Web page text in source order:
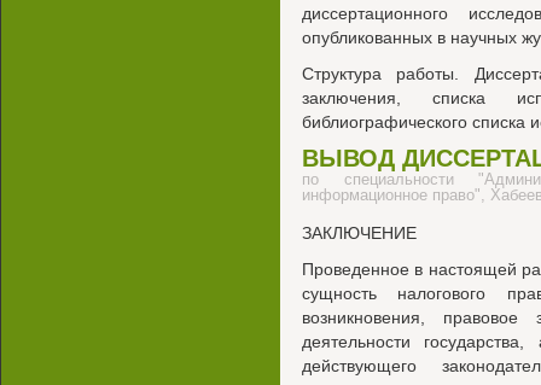
диссертационного
опубликованных в научных
Структура работы.
заключения, списка
библиографического списка
ВЫВОД
по специальности
информационное право",
ЗАКЛЮЧЕНИЕ
Проведенное в настоящей
сущность налогового
возникновения,
деятельности
действующего